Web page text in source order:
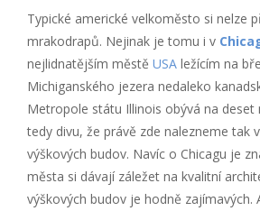
Typické americké velkoměsto si nelze
mrakodrapů. Nejinak je tomu i v
nejlidnatějším městě USA ležícím na
Michiganského jezera nedaleko
Metropole státu Illinois obývá na deset
tedy divu, že právě zde nalezneme tak
výškových budov. Navíc o Chicagu je
města si dávají záležet na kvalitní
výškových budov je hodně zajímavých.